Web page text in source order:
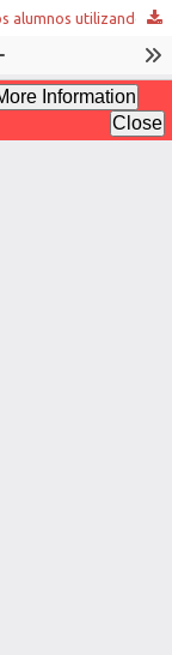
Mejora de las habilidades comunicativas de los alumnos utilizando los debates como herramienta metodológica